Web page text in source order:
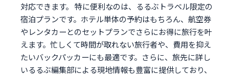
対応できます。 特に便利なのは、るるぶトラベル限定の
宿泊プランです。ホテル単体の予約はもちろん、航空券
やレンタカーとのセットプランでさらにお得に旅行を叶
えます。忙しくて時間が取れない旅行者や、費用を抑え
たいバックパッカーにも最適です。さらに、旅先に詳し
いるるぶ編集部による現地情報も豊富に提供しており、